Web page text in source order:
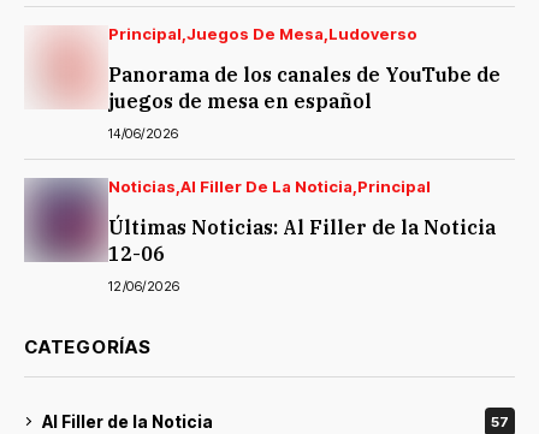
Principal Juegos De Mesa Ludoverso
Panorama de los canales de YouTube de
juegos de mesa en español
14/06/2026
Noticias Al Filler De La Noticia Principal
Últimas Noticias: Al Filler de la Noticia
12-06
12/06/2026
CATEGORÍAS
Al Filler de la Noticia 57